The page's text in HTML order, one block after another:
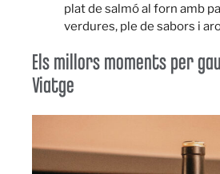
plat de salmó al forn amb
verdures, ple de sabors i
Els millors moments per
Viatge